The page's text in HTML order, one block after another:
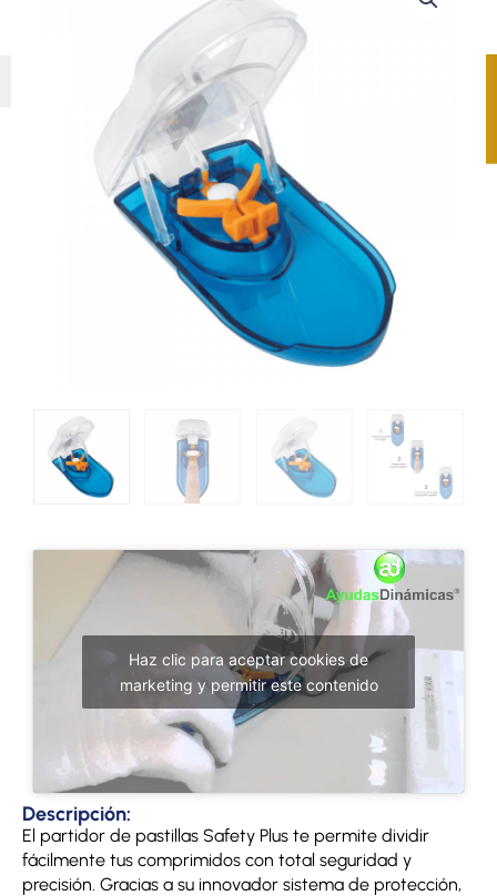
Haz clic para aceptar cookies de
marketing y permitir este contenido
Descripción:
El partidor de pastillas Safety Plus te permite dividir
fácilmente tus comprimidos con total seguridad y
precisión. Gracias a su innovador sistema de protección,